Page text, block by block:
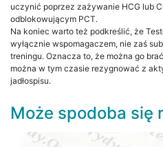
uczynić poprzez zażywanie HCG lub
odblokowującym PCT.
Na koniec warto też podkreślić, że
wyłącznie wspomagaczem, nie zaś
treningu. Oznacza to, że można go
można w tym czasie rezygnować z
jadłospisu.
Może spodoba się